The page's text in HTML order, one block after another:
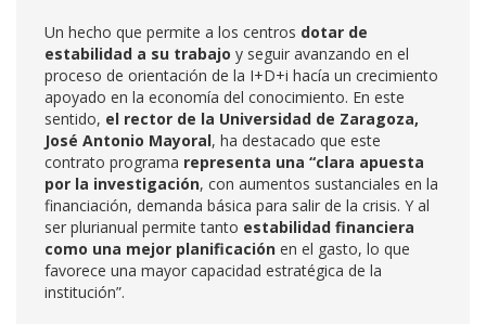
Un hecho que permite a los centros dotar de
estabilidad a su trabajo y seguir avanzando en el
proceso de orientación de la I+D+i hacía un crecimiento
apoyado en la economía del conocimiento. En este
sentido, el rector de la Universidad de Zaragoza,
José Antonio Mayoral, ha destacado que este
contrato programa representa una “clara apuesta
por la investigación, con aumentos sustanciales en la
financiación, demanda básica para salir de la crisis. Y al
ser plurianual permite tanto estabilidad financiera
como una mejor planificación en el gasto, lo que
favorece una mayor capacidad estratégica de la
institución”.